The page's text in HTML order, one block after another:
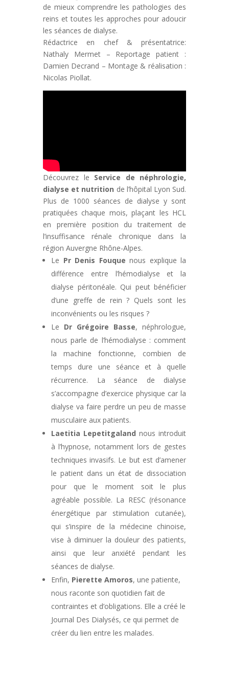
de mieux comprendre les pathologies des
reins et toutes les approches pour adoucir
les séances de dialyse.
Rédactrice en chef & présentatrice:
Nathaly Mermet – Reportage patient :
Damien Decrand – Montage & réalisation :
Nicolas Piollat.
Découvrez le Service de néphrologie,
dialyse et nutrition de l’hôpital Lyon Sud.
Plus de 1000 séances de dialyse y sont
pratiquées chaque mois, plaçant les HCL
en première position du traitement de
l’insuffisance rénale chronique dans la
région Auvergne Rhône-Alpes.
Le Pr Denis Fouque nous explique la
différence entre l’hémodialyse et la
dialyse péritonéale. Qui peut bénéficier
d’une greffe de rein ? Quels sont les
inconvénients ou les risques ?
Le Dr Grégoire Basse, néphrologue,
nous parle de l’hémodialyse : comment
la machine fonctionne, combien de
temps dure une séance et à quelle
récurrence. La séance de dialyse
s’accompagne d’exercice physique car la
dialyse va faire perdre un peu de masse
musculaire aux patients.
Laetitia Lepetitgaland nous introduit
à l’hypnose, notamment lors de gestes
techniques invasifs. Le but est d’amener
le patient dans un état de dissociation
pour que le moment soit le plus
agréable possible. La RESC (résonance
énergétique par stimulation cutanée),
qui s’inspire de la médecine chinoise,
vise à diminuer la douleur des patients,
ainsi que leur anxiété pendant les
séances de dialyse.
Enfin, Pierette Amoros, une patiente,
nous raconte son quotidien fait de
contraintes et d’obligations. Elle a créé le
Journal Des Dialysés, ce qui permet de
créer du lien entre les malades.